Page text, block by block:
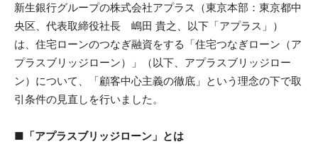
新生銀行グループの株式会社アプラス（東京本部：東京都中
央区、代表取締役社長 嶋田 貴之、以下「アプラス」）
は、住宅ローンのつなぎ融資をする「住宅つなぎローン（ア
プラスブリッジローン）」（以下、アプラスブリッジロー
ン）について、「顧客中心主義の徹底」という理念の下で取
引条件の見直しを行いました。
■「アプラスブリッジローン」とは